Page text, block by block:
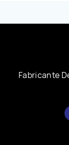
Fabricante